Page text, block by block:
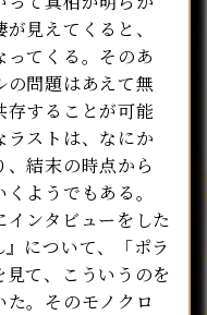
見えてくると、
てくる。そのあ
の問題はあえて無
することが可能
ラストは、なにか
結末の時点から
ようでもある。
ンタビューをした
について、「ポラ
て、こういうのを
。そのモノクロ